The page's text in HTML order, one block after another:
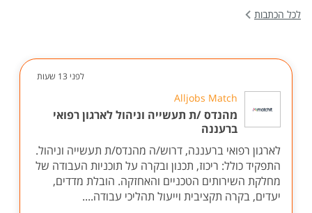
לכל הכתבות
לפני 13 שעות
Alljobs Match
מהנדס /ת תעשייה וניהול לארגון רפואי
ברעננה
לארגון רפואי ברעננה, דרוש/ה מהנדס/ת תעשייה וניהול.
התפקיד כולל: ריכוז, תכנון ובקרה על תוכניות העבודה של
מחלקת השירותים הטכניים והאחזקה. הובלת מדדים,
יעדים, בקרה תקציבית וייעול תהליכי עבודה....